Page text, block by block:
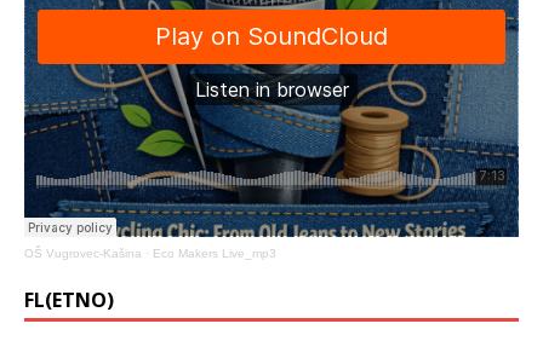
OŠ Vugrovec-Kašina · Eco Makers Live_mp3
FL(ETNO)